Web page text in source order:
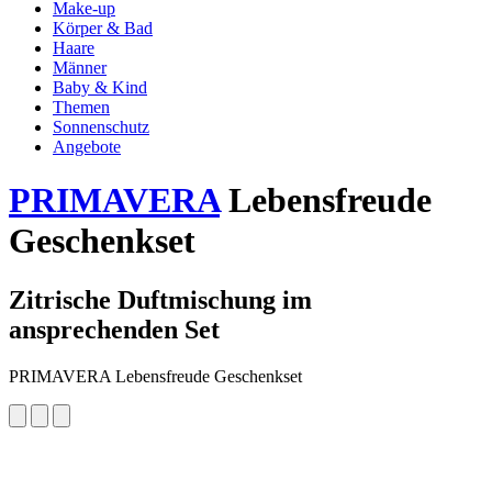
Make-up
Körper & Bad
Haare
Männer
Baby & Kind
Themen
Sonnenschutz
Angebote
PRIMAVERALebensfreude
Geschenkset
Zitrische Duftmischung im
ansprechenden Set
PRIMAVERA Lebensfreude Geschenkset